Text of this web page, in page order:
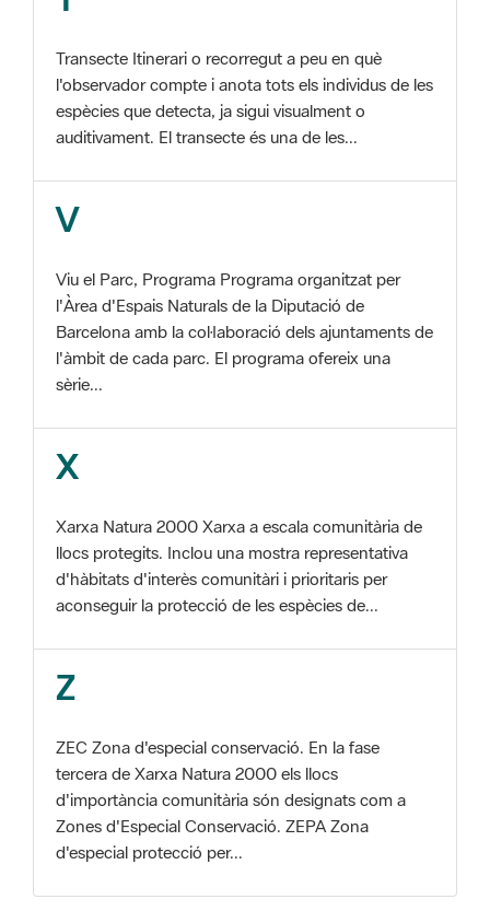
auditivament. El transecte és una de les...
V
l'Àrea d'Espais Naturals de la Diputació de
l'àmbit de cada parc. El programa ofereix una
sèrie...
X
llocs protegits. Inclou una mostra representativa
aconseguir la protecció de les espècies de...
Z
tercera de Xarxa Natura 2000 els llocs
Zones d'Especial Conservació. ZEPA Zona
d'especial protecció per...